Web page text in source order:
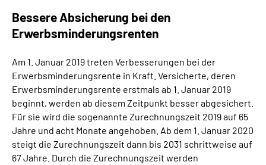
Bessere Absicherung bei den
Erwerbsminderungsrenten
Am 1. Januar 2019 treten Verbesserungen bei der
Erwerbsminderungsrente in Kraft. Versicherte, deren
Erwerbsminderungsrente erstmals ab 1. Januar 2019
beginnt, werden ab diesem Zeitpunkt besser abgesichert.
Für sie wird die sogenannte Zurechnungszeit 2019 auf 65
Jahre und acht Monate angehoben. Ab dem 1. Januar 2020
steigt die Zurechnungszeit dann bis 2031 schrittweise auf
67 Jahre. Durch die Zurechnungszeit werden